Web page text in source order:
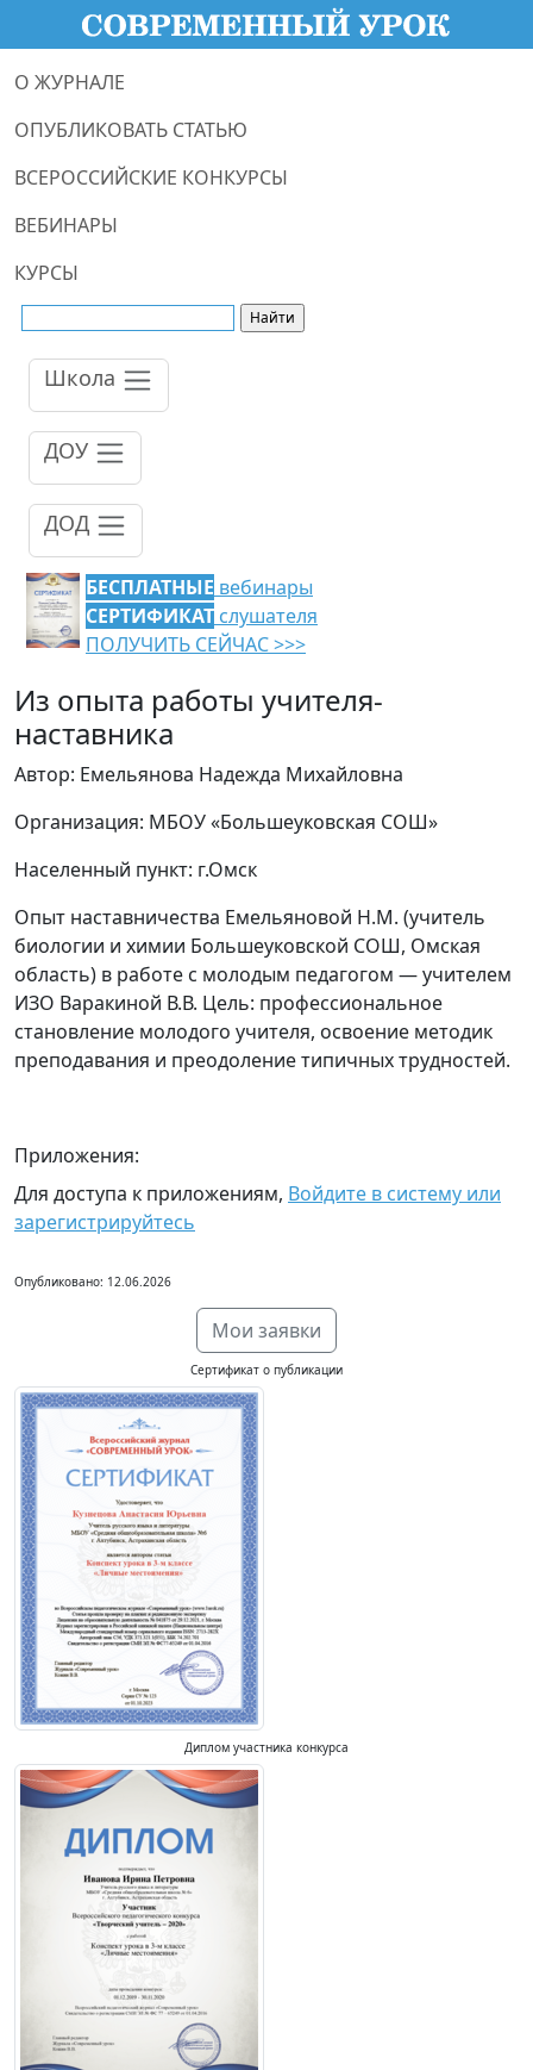
О ЖУРНАЛЕ
ОПУБЛИКОВАТЬ СТАТЬЮ
ВСЕРОССИЙСКИЕ КОНКУРСЫ
ВЕБИНАРЫ
КУРСЫ
Школа
ДОУ
ДОД
БЕСПЛАТНЫЕ вебинары
СЕРТИФИКАТ слушателя
ПОЛУЧИТЬ СЕЙЧАС >>>
Из опыта работы учителя-
наставника
Автор: Емельянова Надежда Михайловна
Организация: МБОУ «Большеуковская СОШ»
Населенный пункт: г.Омск
Опыт наставничества Емельяновой Н.М. (учитель
биологии и химии Большеуковской СОШ, Омская
область) в работе с молодым педагогом — учителем
ИЗО Варакиной В.В. Цель: профессиональное
становление молодого учителя, освоение методик
преподавания и преодоление типичных трудностей.
Приложения:
Для доступа к приложениям, Войдите в систему или
зарегистрируйтесь
Опубликовано: 12.06.2026
Мои заявки
Сертификат о публикации
Диплом участника конкурса